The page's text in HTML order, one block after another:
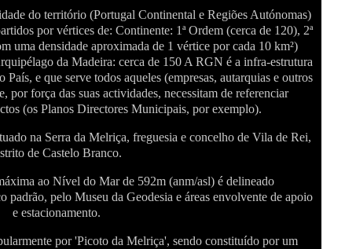
do território (Portugal Continental e Regiões Autónomas)
por vértices de: Continente: 1ª Ordem (cerca de 120), 2ª
uma densidade aproximada de 1 vértice por cada 10 km²)
da Madeira: cerca de 150 A RGN é a infra-estrutura
e que serve todos aqueles (empresas, autarquias e outros
por força das suas actividades, necessitam de referenciar
(os Planos Directores Municipais, por exemplo).
na Serra da Melriça, freguesia e concelho de Vila de Rei,
de Castelo Branco.
ao Nível do Mar de 592m (anm/asl) é delineado
padrão, pelo Museu da Geodesia e áreas envolvente de apoio
e estacionamento.
por 'Picoto da Melriça', sendo constituído por um